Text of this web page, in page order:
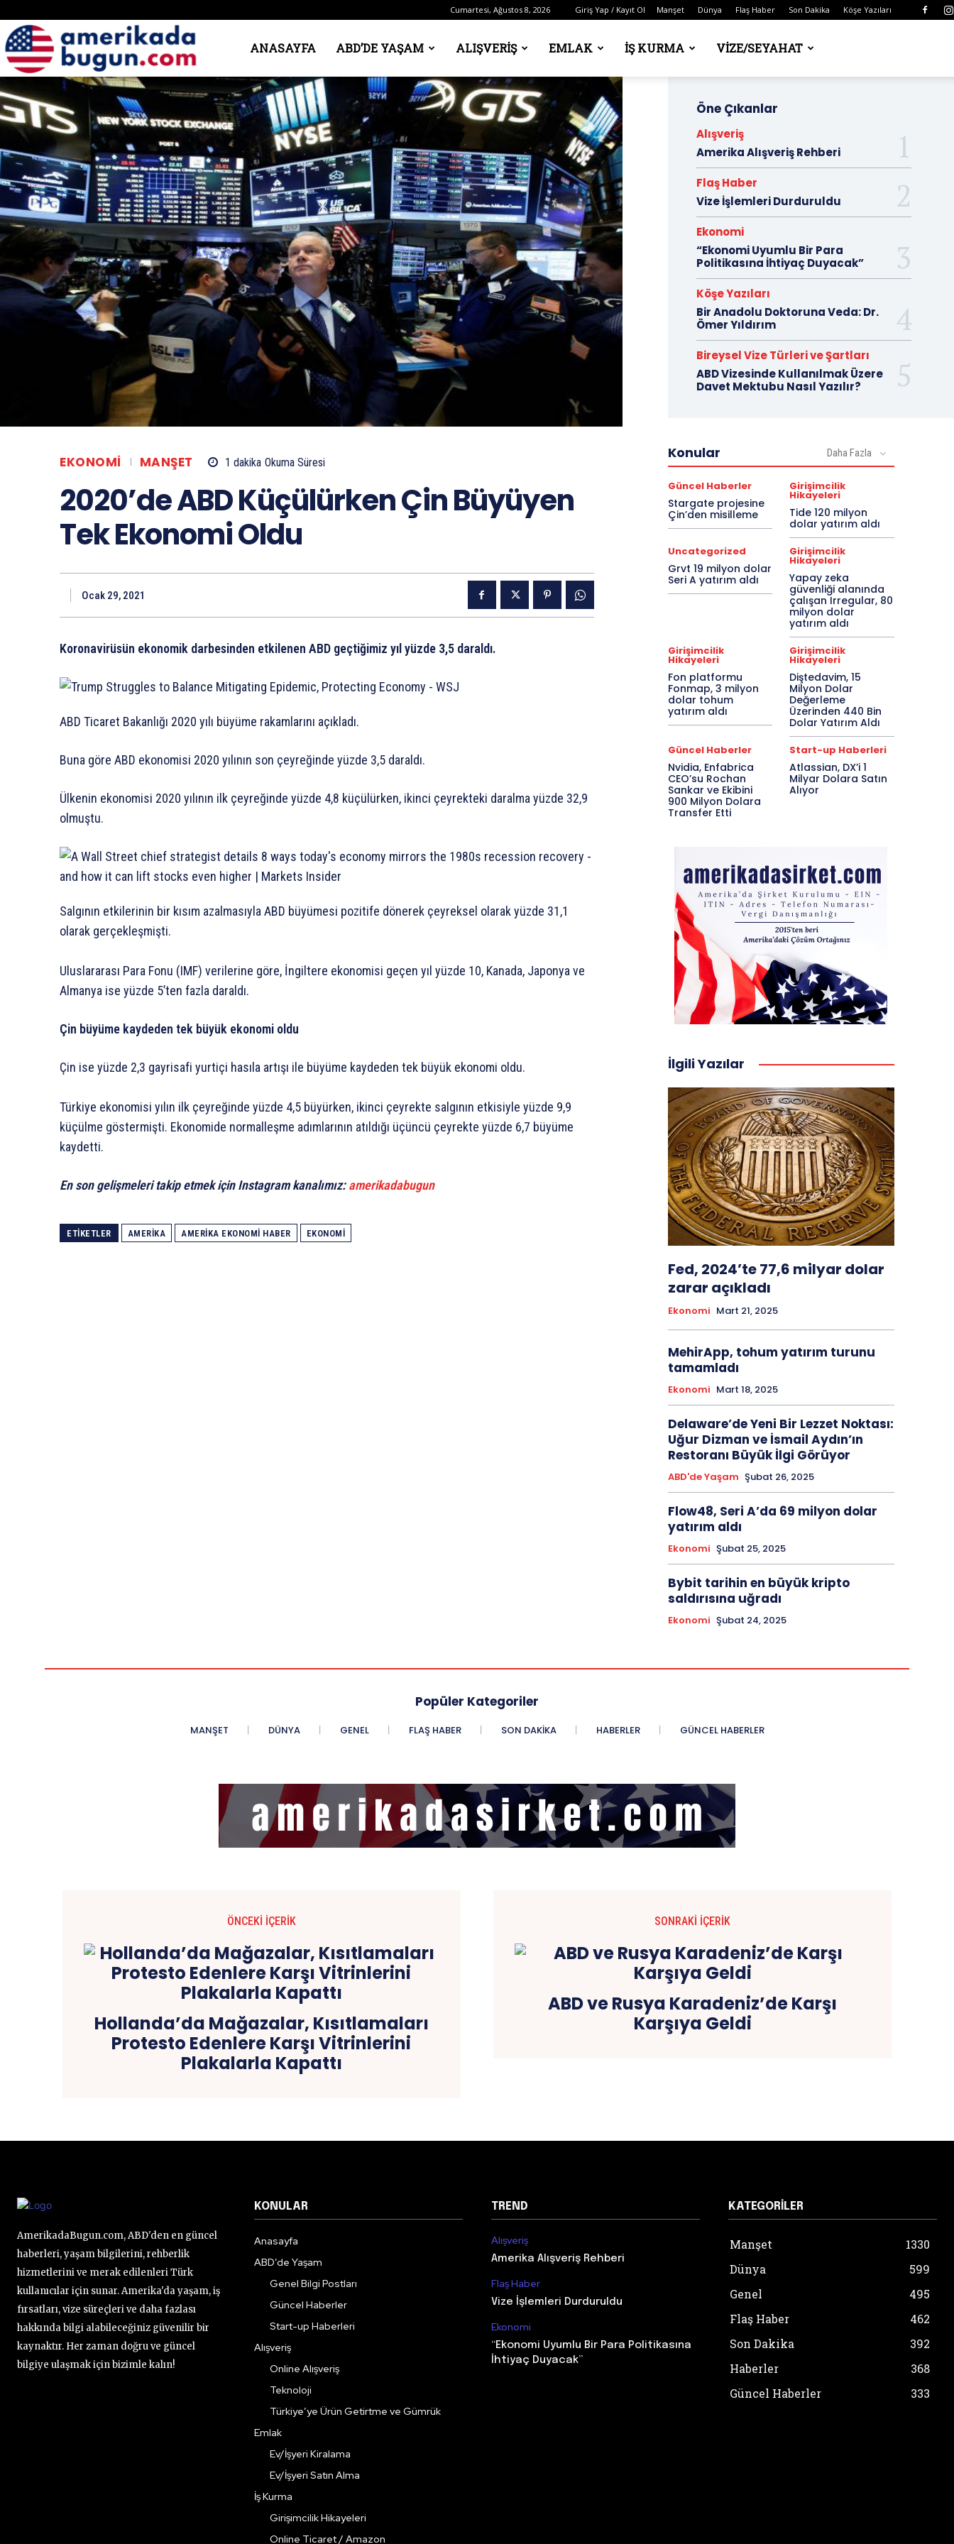
Cumartesi, Ağustos 8, 2026 Giriş Yap / Kayıt Ol Manşet Dünya Flaş Haber Son Dakika Köşe Yazıları
Amerika’da
Bugün
ANASAYFA ABD’DE YAŞAM ALIŞVERIŞ EMLAK İŞ KURMA VIZE/SEYAHAT
EKONOMI MANŞET 1 dakika Okuma Süresi
2020’de ABD Küçülürken Çin Büyüyen
Tek Ekonomi Oldu
Ocak 29, 2021
Koronavirüsün ekonomik darbesinden etkilenen ABD geçtiğimiz yıl yüzde 3,5 daraldı.
ABD Ticaret Bakanlığı 2020 yılı büyüme rakamlarını açıkladı.
Buna göre ABD ekonomisi 2020 yılının son çeyreğinde yüzde 3,5 daraldı.
Ülkenin ekonomisi 2020 yılının ilk çeyreğinde yüzde 4,8 küçülürken, ikinci çeyrekteki daralma yüzde 32,9
olmuştu.
Salgının etkilerinin bir kısım azalmasıyla ABD büyümesi pozitife dönerek çeyreksel olarak yüzde 31,1
olarak gerçekleşmişti.
Uluslararası Para Fonu (IMF) verilerine göre, İngiltere ekonomisi geçen yıl yüzde 10, Kanada, Japonya ve
Almanya ise yüzde 5’ten fazla daraldı.
Çin büyüme kaydeden tek büyük ekonomi oldu
Çin ise yüzde 2,3 gayrisafi yurtiçi hasıla artışı ile büyüme kaydeden tek büyük ekonomi oldu.
Türkiye ekonomisi yılın ilk çeyreğinde yüzde 4,5 büyürken, ikinci çeyrekte salgının etkisiyle yüzde 9,9
küçülme göstermişti. Ekonomide normalleşme adımlarının atıldığı üçüncü çeyrekte yüzde 6,7 büyüme
kaydetti.
En son gelişmeleri takip etmek için Instagram kanalımız:amerikadabugun
ETIKETLER AMERIKA AMERIKA EKONOMI HABER EKONOMI
Öne Çıkanlar
Alışveriş
Amerika Alışveriş Rehberi
Flaş Haber
Vize İşlemleri Durduruldu
Ekonomi
“Ekonomi Uyumlu Bir Para
Politikasına İhtiyaç Duyacak”
Köşe Yazıları
Bir Anadolu Doktoruna Veda: Dr.
Ömer Yıldırım
Bireysel Vize Türleri ve Şartları
ABD Vizesinde Kullanılmak Üzere
Davet Mektubu Nasıl Yazılır?
Konular Daha Fazla
Güncel Haberler
Stargate projesine
Çin’den misilleme
Girişimcilik
Hikayeleri
Tide 120 milyon
dolar yatırım aldı
Uncategorized
Grvt 19 milyon dolar
Seri A yatırım aldı
Girişimcilik
Hikayeleri
Yapay zeka
güvenliği alanında
çalışan Irregular, 80
milyon dolar
yatırım aldı
Girişimcilik
Hikayeleri
Fon platformu
Fonmap, 3 milyon
dolar tohum
yatırım aldı
Girişimcilik
Hikayeleri
Diştedavim, 15
Milyon Dolar
Değerleme
Üzerinden 440 Bin
Dolar Yatırım Aldı
Güncel Haberler
Nvidia, Enfabrica
CEO’su Rochan
Sankar ve Ekibini
900 Milyon Dolara
Transfer Etti
Start-up Haberleri
Atlassian, DX’i 1
Milyar Dolara Satın
Alıyor
İlgili Yazılar
Fed, 2024’te 77,6 milyar dolar
zarar açıkladı
Ekonomi Mart 21, 2025
MehirApp, tohum yatırım turunu
tamamladı
Ekonomi Mart 18, 2025
Delaware’de Yeni Bir Lezzet Noktası:
Uğur Dizman ve İsmail Aydın’ın
Restoranı Büyük İlgi Görüyor
ABD'de Yaşam Şubat 26, 2025
Flow48, Seri A’da 69 milyon dolar
yatırım aldı
Ekonomi Şubat 25, 2025
Bybit tarihin en büyük kripto
saldırısına uğradı
Ekonomi Şubat 24, 2025
Popüler Kategoriler
MANŞET DÜNYA GENEL FLAŞ HABER SON DAKIKA HABERLER GÜNCEL HABERLER
ÖNCEKI İÇERIK
Hollanda’da Mağazalar, Kısıtlamaları
Protesto Edenlere Karşı Vitrinlerini
Plakalarla Kapattı
SONRAKI İÇERIK
ABD ve Rusya Karadeniz’de Karşı
Karşıya Geldi
AmerikadaBugun.com, ABD'den en güncel
haberleri, yaşam bilgilerini, rehberlik
hizmetlerini ve merak edilenleri Türk
kullanıcılar için sunar. Amerika'da yaşam, iş
fırsatları, vize süreçleri ve daha fazlası
hakkında bilgi alabileceğiniz güvenilir bir
kaynaktır. Her zaman doğru ve güncel
bilgiye ulaşmak için bizimle kalın!
KONULAR
Anasayfa
ABD’de Yaşam
Genel Bilgi Postları
Güncel Haberler
Start-up Haberleri
Alışveriş
Online Alışveriş
Teknoloji
Türkiye’ye Ürün Getirtme ve Gümrük
Emlak
Ev/İşyeri Kiralama
Ev/İşyeri Satın Alma
İş Kurma
Girişimcilik Hikayeleri
Online Ticaret / Amazon
TREND
Alışveriş
Amerika Alışveriş Rehberi
Flaş Haber
Vize İşlemleri Durduruldu
Ekonomi
“Ekonomi Uyumlu Bir Para Politikasına
İhtiyaç Duyacak”
KATEGORILER
Manşet
1330
Dünya
599
Genel
495
Flaş Haber
462
Son Dakika
392
Haberler
368
Güncel Haberler
333